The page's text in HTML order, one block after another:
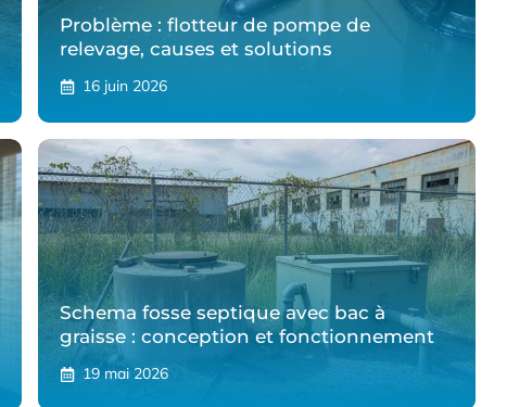
Problème : flotteur de pompe de
relevage, causes et solutions
16 juin 2026
Schema fosse septique avec bac à
graisse : conception et fonctionnement
19 mai 2026